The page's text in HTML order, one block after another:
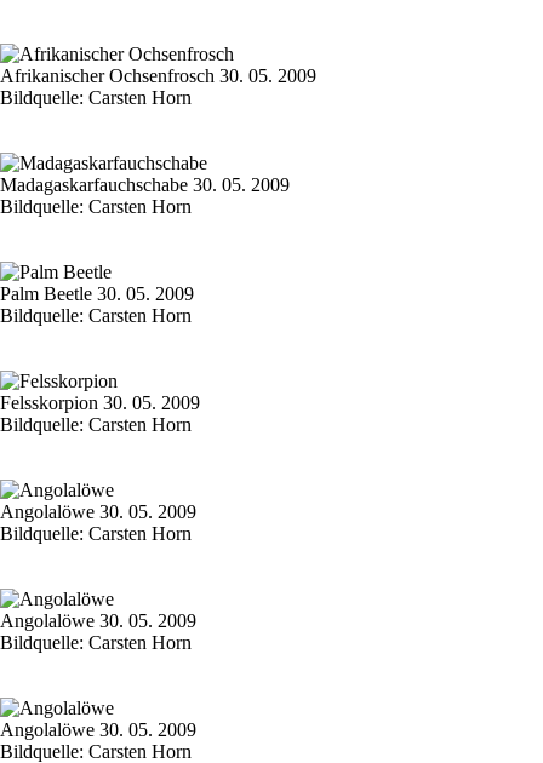
Afrikanischer Ochsenfrosch 30. 05. 2009
Bildquelle: Carsten Horn
Madagaskarfauchschabe 30. 05. 2009
Bildquelle: Carsten Horn
Palm Beetle 30. 05. 2009
Bildquelle: Carsten Horn
Felsskorpion 30. 05. 2009
Bildquelle: Carsten Horn
Angolalöwe 30. 05. 2009
Bildquelle: Carsten Horn
Angolalöwe 30. 05. 2009
Bildquelle: Carsten Horn
Angolalöwe 30. 05. 2009
Bildquelle: Carsten Horn